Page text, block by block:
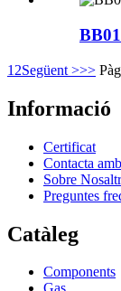
1 2Següent >>>
Informació
Certificat
Contacta
Sobre
Preguntes
Catàleg
Components